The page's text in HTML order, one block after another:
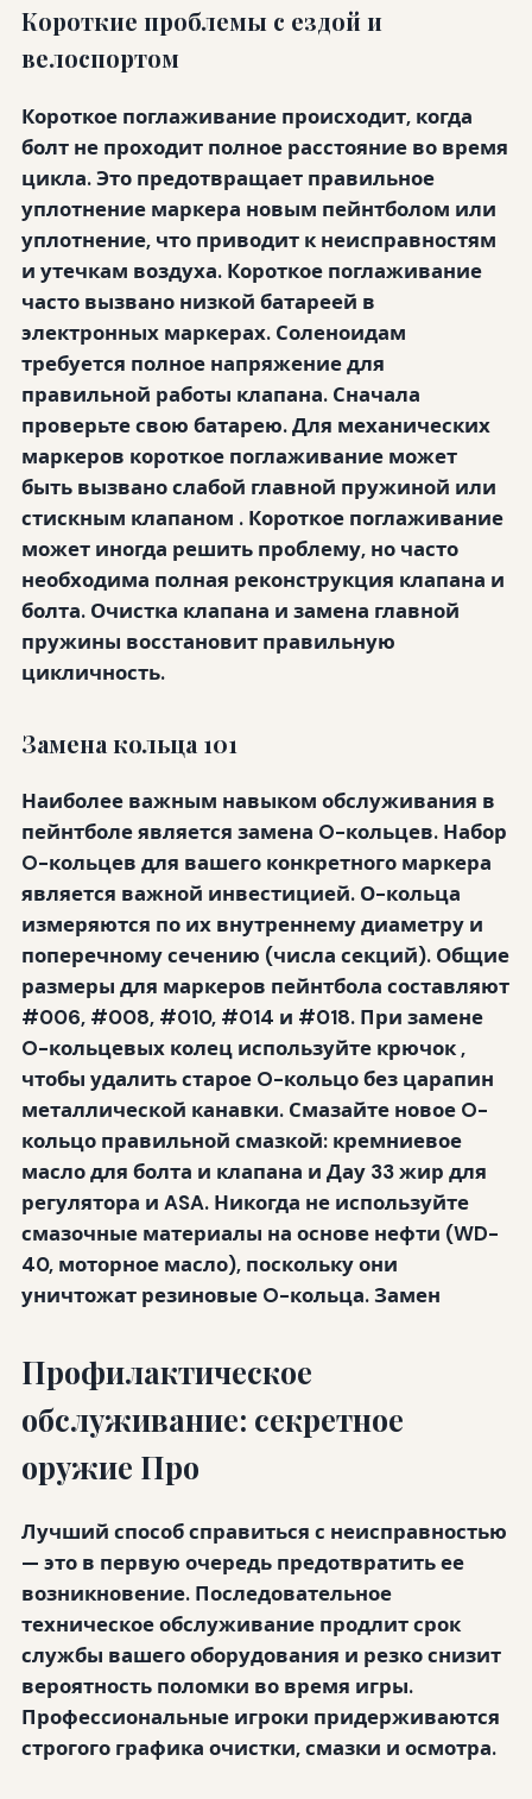
Короткие проблемы с ездой и
велоспортом
Короткое поглаживание происходит, когда
болт не проходит полное расстояние во время
цикла. Это предотвращает правильное
уплотнение маркера новым пейнтболом или
уплотнение, что приводит к неисправностям
и утечкам воздуха. Короткое поглаживание
часто вызвано низкой батареей в
электронных маркерах. Соленоидам
требуется полное напряжение для
правильной работы клапана. Сначала
проверьте свою батарею. Для механических
маркеров короткое поглаживание может
быть вызвано слабой главной пружиной или
стискным клапаном . Короткое поглаживание
может иногда решить проблему, но часто
необходима полная реконструкция клапана и
болта. Очистка клапана и замена главной
пружины восстановит правильную
цикличность.
Замена кольца 101
Наиболее важным навыком обслуживания в
пейнтболе является замена O-кольцев. Набор
O-кольцев для вашего конкретного маркера
является важной инвестицией. О-кольца
измеряются по их внутреннему диаметру и
поперечному сечению (числа секций). Общие
размеры для маркеров пейнтбола составляют
#006, #008, #010, #014 и #018. При замене
O-кольцевых колец используйте крючок ,
чтобы удалить старое O-кольцо без царапин
металлической канавки. Смазайте новое O-
кольцо правильной смазкой: кремниевое
маслодля болта и клапана и Дау 33 жир для
регулятора и ASA. Никогда не используйте
смазочные материалы на основе нефти (WD-
40, моторное масло), поскольку они
уничтожат резиновые O-кольца. Замен
Профилактическое
обслуживание: секретное
оружие Про
Лучший способ справиться с неисправностью
— это в первую очередь предотвратить ее
возникновение. Последовательное
техническое обслуживание продлит срок
службы вашего оборудования и резко снизит
вероятность поломки во время игры.
Профессиональные игроки придерживаются
строгого графика очистки, смазки и осмотра.